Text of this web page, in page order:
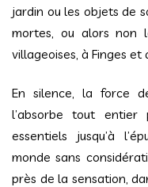
jardin ou les objets de
mortes, ou alors non
villageoises, à Finges et
En silence, la force
l’absorbe tout
essentiels jusqu’à
monde sans
près de la sensation,